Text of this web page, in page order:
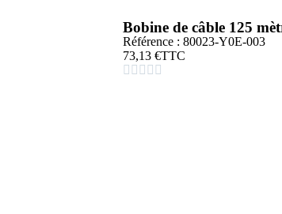
Bobine de câble 125
Référence : 80023-Y0E-003
73,13 €TTC
    